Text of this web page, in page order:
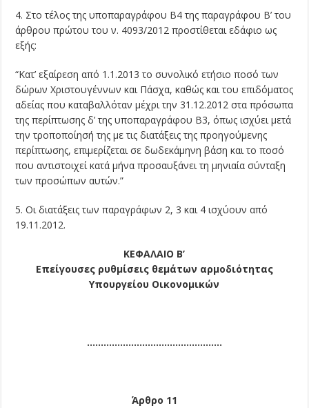
4. Στο τέλος της υποπαραγράφου Β4 της παραγράφου Β’ του
άρθρου πρώτου του ν. 4093/2012 προστίθεται εδάφιο ως
εξής:
“Κατ’ εξαίρεση από 1.1.2013 το συνολικό ετήσιο ποσό των
δώρων Χριστουγέννων και Πάσχα, καθώς και του επιδόματος
αδείας που καταβαλλόταν μέχρι την 31.12.2012 στα πρόσωπα
της περίπτωσης δ’ της υποπαραγράφου Β3, όπως ισχύει μετά
την τροποποίησή της με τις διατάξεις της προηγούμενης
περίπτωσης, επιμερίζεται σε δωδεκάμηνη βάση και το ποσό
που αντιστοιχεί κατά μήνα προσαυξάνει τη μηνιαία σύνταξη
των προσώπων αυτών.”
5. Οι διατάξεις των παραγράφων 2, 3 και 4 ισχύουν από
19.11.2012.
ΚΕΦΑΛΑΙΟ Β’
Επείγουσες ρυθμίσεις θεμάτων αρμοδιότητας
Υπουργείου Οικονομικών
………………………………………….
Άρθρο 11